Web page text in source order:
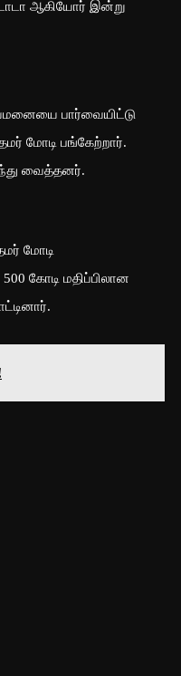
டாடா ஆகியோர் இன்று
பார்வையிட்டு
மோடி பங்கேற்றார்.
வைத்தனர்.
மோடி
கோடி மதிப்பிலான